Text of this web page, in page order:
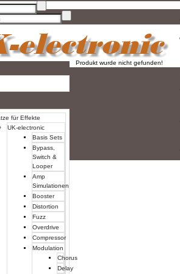
Produkt wurde nicht gefunden!
für Effekte
UK-electronic
Basis Sets
Bypass,
Switch &
Looper
Amp
Simulationen
Booster
Distortion
Fuzz
Overdrive
Compressor
Modulation
Chorus
Delay